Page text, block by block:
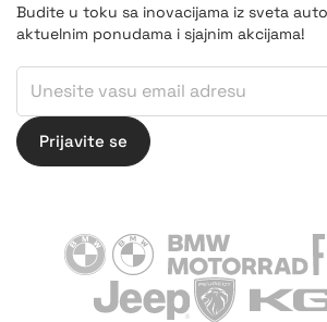
Budite u toku sa inovacijama iz sveta
aktuelnim ponudama i sjajnim akcijama!
Email
Email
Prijavite se
BMW BMW Motorrad
Jeep Peugeot